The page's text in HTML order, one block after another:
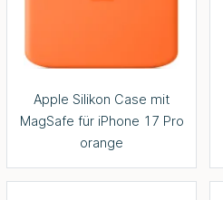
Apple Silikon Case mit
MagSafe für iPhone 17 Pro
orange